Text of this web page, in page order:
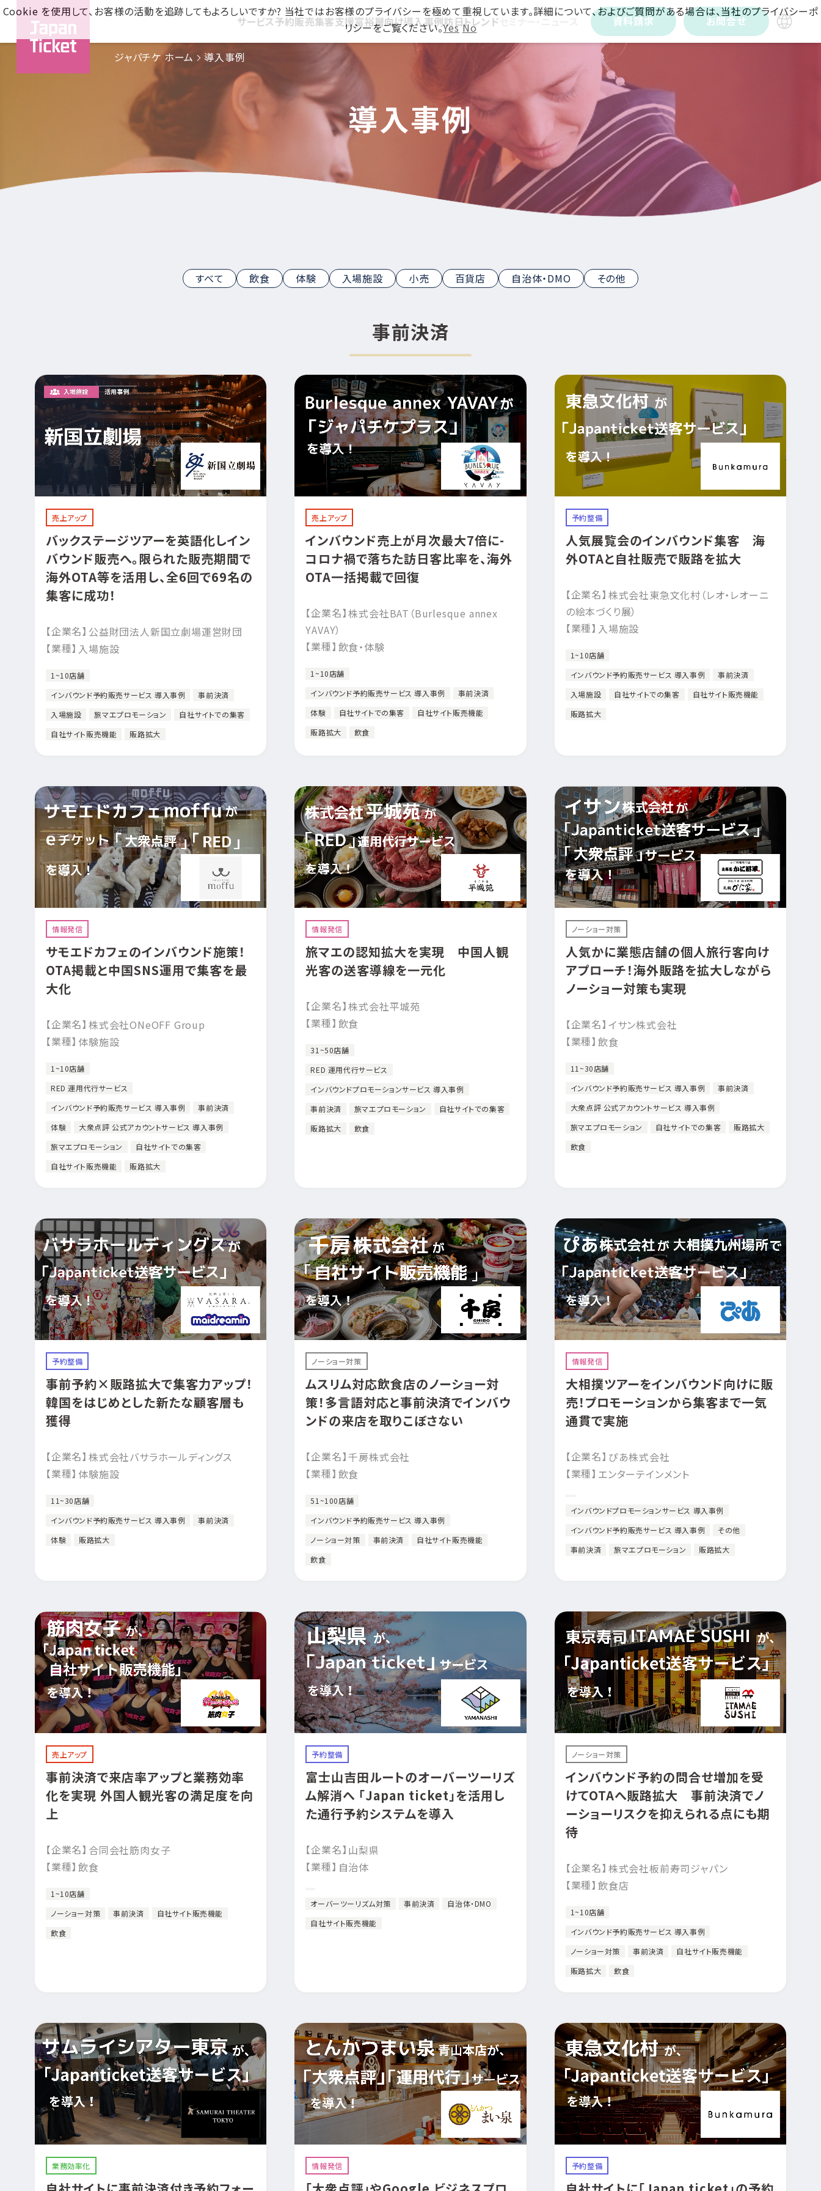
サービス予約販売集客支援富裕層向け導入事例訪日トレンド セミナー・ニュース 資料請求 お問合せ
導入事例
ジャパチケ ホーム 導入事例
すべて 飲食 体験 入場施設 小売 百貨店 自治体・DMO その他
事前決済
売上アップ
バックステージツアーを英語化しイン
バウンド販売へ。限られた販売期間で
海外OTA等を活用し、全6回で69名の
集客に成功！
【企業名】 公益財団法人新国立劇場運営財団
【業種】 入場施設
1~10店舗
インバウンド予約販売サービス 導入事例
事前決済
入場施設
旅マエプロモーション
自社サイトでの集客
自社サイト販売機能
販路拡大
売上アップ
インバウンド売上が月次最大7倍に-
コロナ禍で落ちた訪日客比率を、海外
OTA一括掲載で回復
【企業名】株式会社BAT（Burlesque annex
YAVAY）
【業種】 飲食・体験
1~10店舗
インバウンド予約販売サービス 導入事例
事前決済
体験
自社サイトでの集客
自社サイト販売機能
販路拡大
飲食
予約整備
人気展覧会のインバウンド集客 海
外OTAと自社販売で販路を拡大
【企業名】 株式会社東急文化村（レオ・レオーニ
の絵本づくり展）
【業種】 入場施設
1~10店舗
インバウンド予約販売サービス 導入事例
事前決済
入場施設
自社サイトでの集客
自社サイト販売機能
販路拡大
情報発信
サモエドカフェのインバウンド施策！
OTA掲載と中国SNS運用で集客を最
大化
【企業名】 株式会社ONeOFF Group
【業種】 体験施設
1~10店舗
RED 運用代行サービス
インバウンド予約販売サービス 導入事例
事前決済
体験
大衆点評 公式アカウントサービス 導入事例
旅マエプロモーション
自社サイトでの集客
自社サイト販売機能
販路拡大
情報発信
旅マエの認知拡大を実現 中国人観
光客の送客導線を一元化
【企業名】株式会社平城苑
【業種】 飲食
31~50店舗
RED 運用代行サービス
インバウンドプロモーションサービス 導入事例
事前決済
旅マエプロモーション
自社サイトでの集客
販路拡大
飲食
ノーショー対策
人気かに業態店舗の個人旅行客向け
アプローチ！海外販路を拡大しながら
ノーショー対策も実現
【企業名】 イサン株式会社
【業種】 飲食
11~30店舗
インバウンド予約販売サービス 導入事例
事前決済
大衆点評 公式アカウントサービス 導入事例
旅マエプロモーション
自社サイトでの集客
販路拡大
飲食
予約整備
事前予約×販路拡大で集客力アップ！
韓国をはじめとした新たな顧客層も
獲得
【企業名】 株式会社バサラホールディングス
【業種】 体験施設
11~30店舗
インバウンド予約販売サービス 導入事例
事前決済
体験
販路拡大
ノーショー対策
ムスリム対応飲食店のノーショー対
策！多言語対応と事前決済でインバウ
ンドの来店を取りこぼさない
【企業名】千房株式会社
【業種】 飲食
51~100店舗
インバウンド予約販売サービス 導入事例
ノーショー対策
事前決済
自社サイト販売機能
飲食
情報発信
大相撲ツアーをインバウンド向けに販
売！プロモーションから集客まで一気
通貫で実施
【企業名】 ぴあ株式会社
【業種】 エンターテインメント
インバウンドプロモーションサービス 導入事例
インバウンド予約販売サービス 導入事例
その他
事前決済
旅マエプロモーション 販路拡大
売上アップ
事前決済で来店率アップと業務効率
化を実現 外国人観光客の満足度を向
上
【企業名】 合同会社筋肉女子
【業種】 飲食
1~10店舗
ノーショー対策
事前決済
自社サイト販売機能
飲食
予約整備
富士山吉田ルートのオーバーツーリズ
ム解消へ 「Japan ticket」を活用し
た通行予約システムを導入
【企業名】 山梨県
【業種】 自治体
オーバーツーリズム対策 事前決済
自治体・DMO
自社サイト販売機能
ノーショー対策
インバウンド予約の問合せ増加を受
けてOTAへ販路拡大 事前決済でノ
ーショーリスクを抑えられる点にも期
待
【企業名】 株式会社板前寿司ジャパン
【業種】 飲食店
1~10店舗
インバウンド予約販売サービス 導入事例
ノーショー対策
事前決済
自社サイト販売機能
販路拡大
飲食
業務効率化 情報発信 予約整備
Cookie を使用して、お客様の活動を追跡してもよろしいですか? 当社ではお客様のプライバシーを極めて重視しています。詳細について、およびご質問がある場合は、当社のプライバシーポ
リシーをご覧ください。Yes No